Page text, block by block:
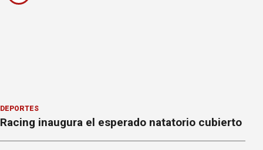
DEPORTES
Racing inaugura el esperado natatorio cubierto